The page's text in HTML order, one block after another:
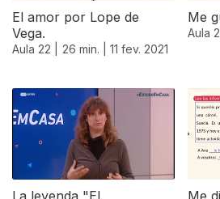
El amor por Lope de
Vega.
Aula 22 | 26 min. | 11 fev. 2021
Me
Aula